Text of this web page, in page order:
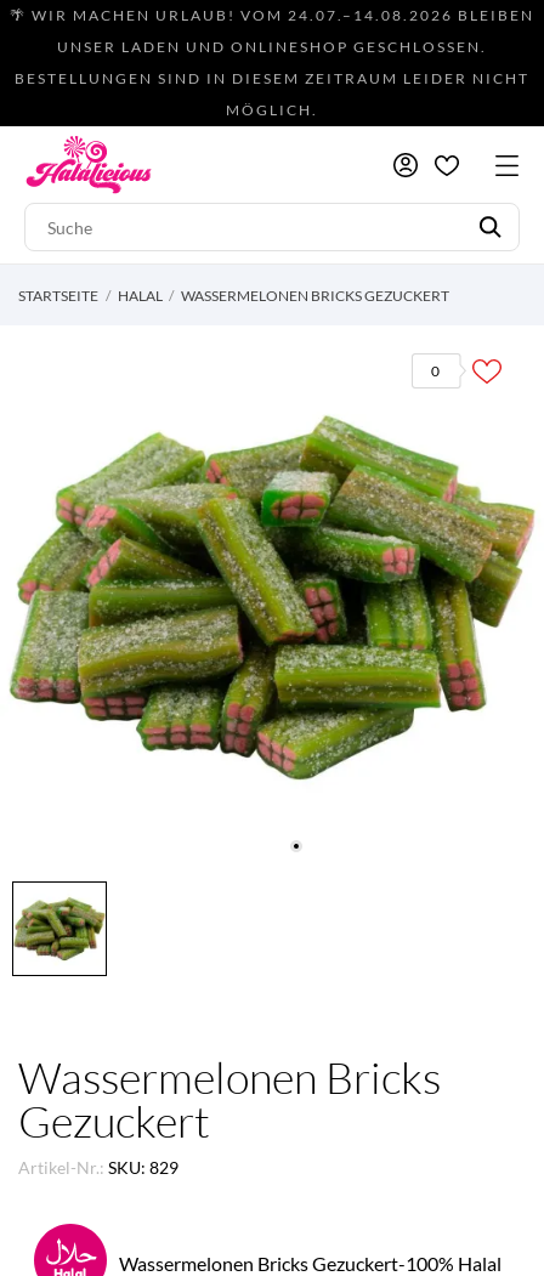
🌴 WIR MACHEN URLAUB! VOM 24.07.–14.08.2026 BLEIBEN
UNSER LADEN UND ONLINESHOP GESCHLOSSEN.
BESTELLUNGEN SIND IN DIESEM ZEITRAUM LEIDER NICHT
MÖGLICH.
STARTSEITE HALAL WASSERMELONEN BRICKS GEZUCKERT
0
Wassermelonen Bricks
Gezuckert
Artikel-Nr.: SKU: 829
Wassermelonen Bricks Gezuckert-100% Halal